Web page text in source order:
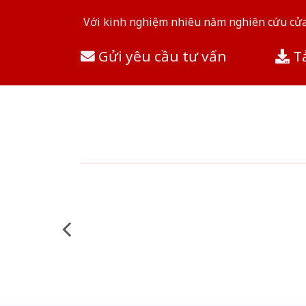
Với kinh nghiệm nhiêu năm nghiên cứu
Gửi yêu cầu tư vấn